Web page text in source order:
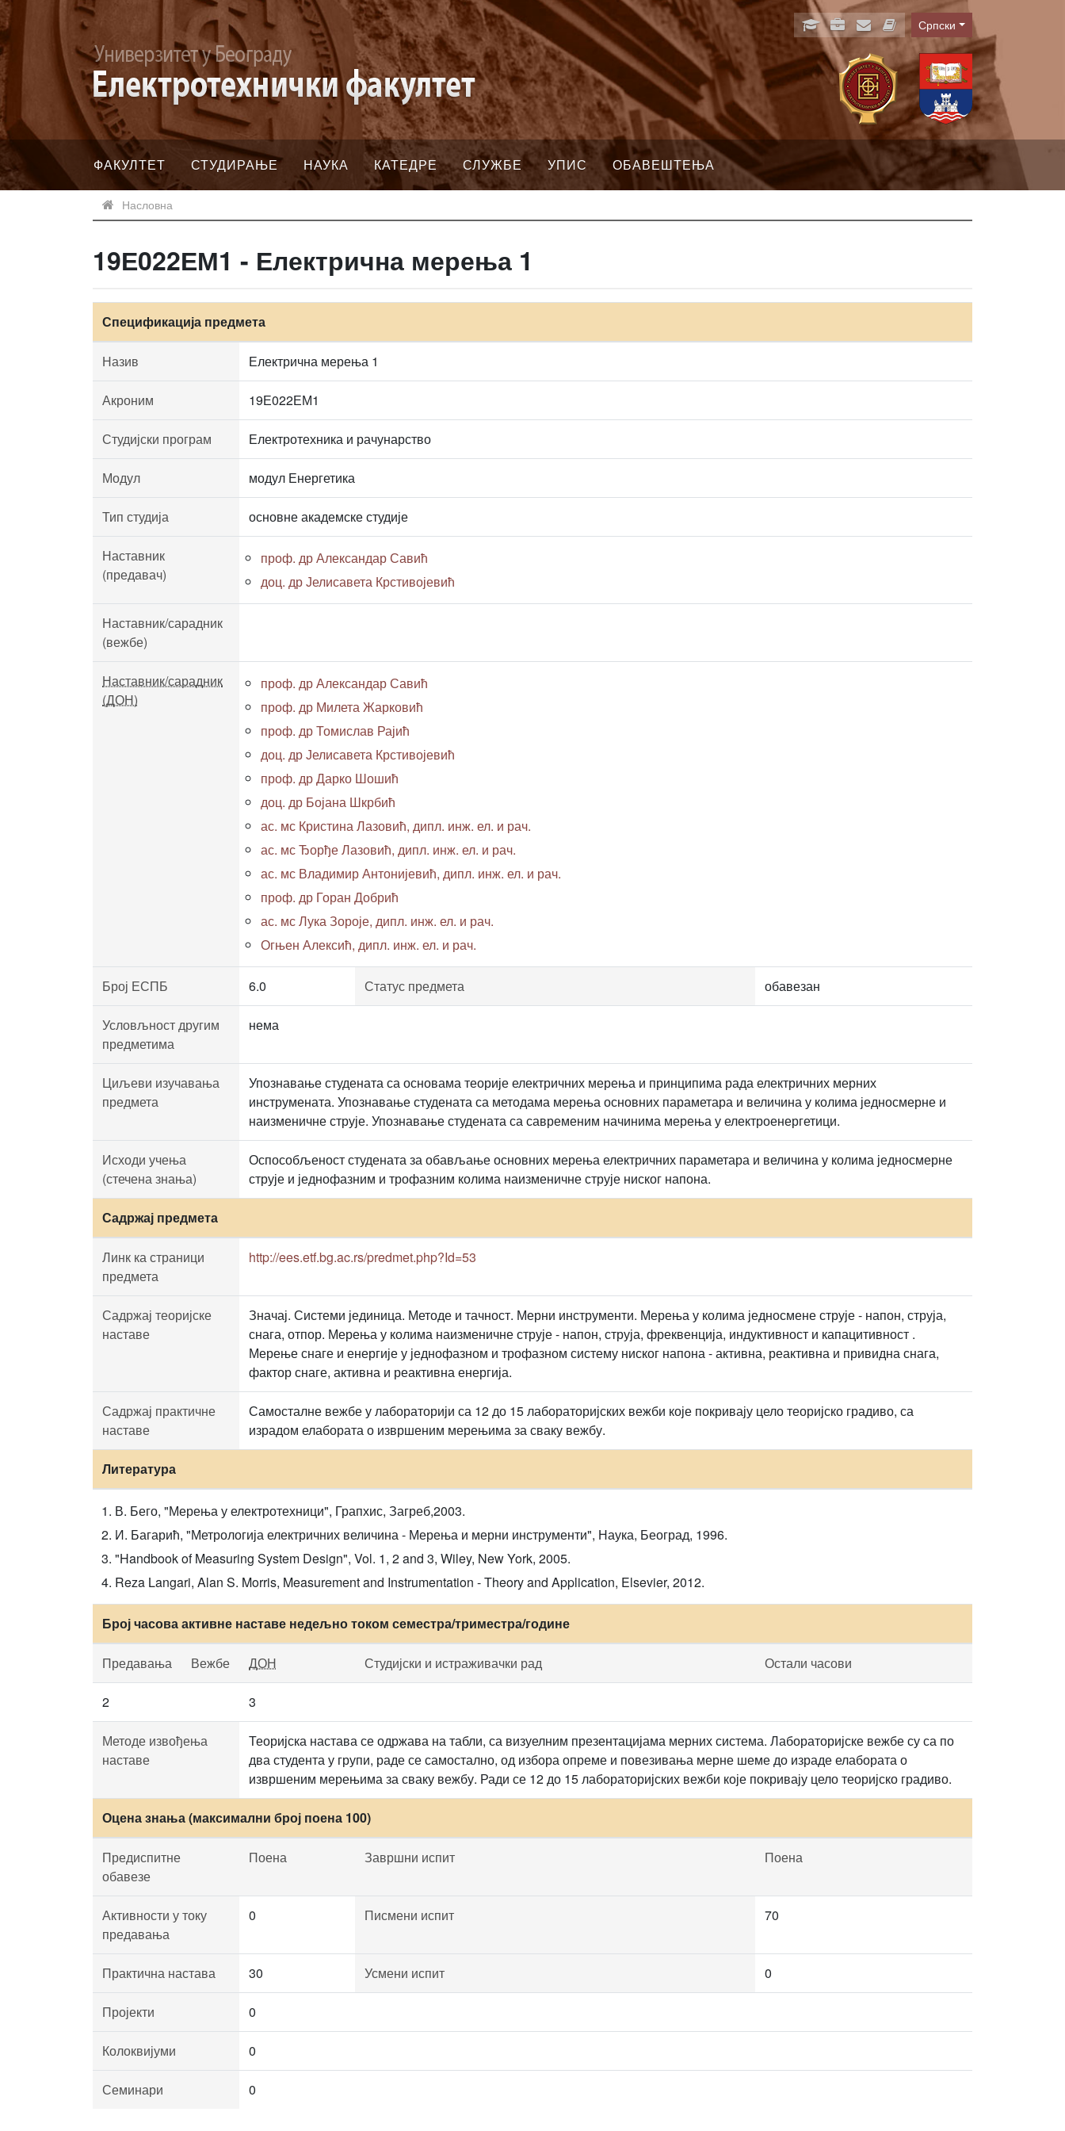
Language
Српски
ФАКУЛТЕТ СТУДИРАЊЕ НАУКА КАТЕДРЕ СЛУЖБЕ УПИС ОБАВЕШТЕЊА
Насловна
19Е022ЕМ1 - Електрична мерења 1
Спецификација предмета
Назив Електрична мерења 1
Акроним 19Е022ЕМ1
Студијски програм Електротехника и рачунарство
Модул модул Енергетика
Тип студија основне академске студије
Наставник
(предавач)
проф. др Александар Савић
доц. др Јелисавета Крстивојевић
Наставник/сарадник
(вежбе)
Наставник/сарадник
(ДОН)
проф. др Александар Савић
проф. др Милета Жарковић
проф. др Томислав Рајић
доц. др Јелисавета Крстивојевић
проф. др Дарко Шошић
доц. др Бојана Шкрбић
ас. мс Кристина Лазовић, дипл. инж. ел. и рач.
ас. мс Ђорђе Лазовић, дипл. инж. ел. и рач.
ас. мс Владимир Антонијевић, дипл. инж. ел. и рач.
проф. др Горан Добрић
ас. мс Лука Зороје, дипл. инж. ел. и рач.
Огњен Алексић, дипл. инж. ел. и рач.
Број ЕСПБ 6.0 Статус предмета обавезан
Условљност другим
предметима
нема
Циљеви изучавања
предмета
Упознавање студената са основама теорије електричних мерења и принципима рада електричних мерних
инструмената. Упознавање студената са методама мерења основних параметара и величина у колима једносмерне и
наизменичне струје. Упознавање студената са савременим начинима мерења у електроенергетици.
Исходи учења
(стечена знања)
Оспособљеност студената за обављање основних мерења електричних параметара и величина у колима једносмерне
струје и једнофазним и трофазним колима наизменичне струје ниског напона.
Садржај предмета
Линк ка страници
предмета
http://ees.etf.bg.ac.rs/predmet.php?Id=53
Садржај теоријске
наставе
Значај. Системи јединица. Методе и тачност. Мерни инструменти. Мерења у колима једносмене струје - напон, струја,
снага, отпор. Мерења у колима наизменичне струје - напон, струја, фреквенција, индуктивност и капацитивност .
Мерење снаге и енергије у једнофазном и трофазном систему ниског напона - активна, реактивна и привидна снага,
фактор снаге, активна и реактивна енергија.
Садржај практичне
наставе
Самосталне вежбе у лабораторији са 12 до 15 лабораторијских вежби које покривају цело теоријско градиво, са
израдом елабората о извршеним мерењима за сваку вежбу.
Литература
В. Бего, "Мерења у електротехници", Грапхис, Загреб,2003.
И. Багарић, "Метрологија електричних величина - Мерења и мерни инструменти", Наука, Београд, 1996.
"Handbook of Measuring System Design", Vol. 1, 2 and 3, Wiley, New York, 2005.
Reza Langari, Alan S. Morris, Measurement and Instrumentation - Theory and Application, Elsevier, 2012.
Број часова активне наставе недељно током семестра/триместра/године
Предавања Вежбе ДОН Студијски и истраживачки рад Остали часови
2 3
Методе извођења
наставе
Теоријска настава се одржава на табли, са визуелним презентацијама мерних система. Лабораторијске вежбе су са по
два студента у групи, раде се самостално, од избора опреме и повезивања мерне шеме до израде елабората о
извршеним мерењима за сваку вежбу. Ради се 12 до 15 лабораторијских вежби које покривају цело теоријско градиво.
Оцена знања (максимални број поена 100)
Предиспитне
обавезе
Поена Завршни испит Поена
Активности у току
предавања
0 Писмени испит 70
Практична настава 30 Усмени испит 0
Пројекти 0
Колоквијуми 0
Семинари 0